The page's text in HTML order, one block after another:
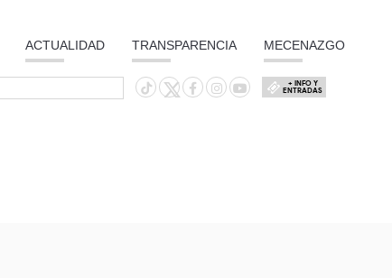
ACTUALIDAD TRANSPARENCIA MECENAZGO
+ INFO Y
ENTRADAS